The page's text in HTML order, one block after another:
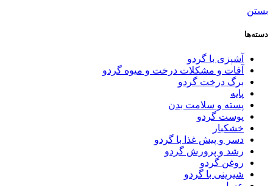
بستن
دسته‌ها
آشپزی با گردو
آفات و مشکلات درخت و میوه گردو
برگ درخت گردو
پایه
پسته و سلامت بدن
پوست گردو
خشکبار
دسر و پیش غذا با گردو
رشد و پرورش گردو
روغن گردو
شیرینی با گردو